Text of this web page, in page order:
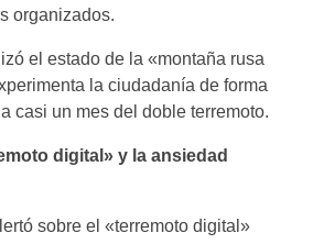
organizados.
el estado de la «montaña rusa
la ciudadanía de forma
casi un mes del doble terremoto.
digital» y la ansiedad
sobre el «terremoto digital»